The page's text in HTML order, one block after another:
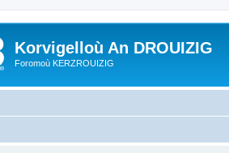
Korvigelloù An DROUIZIG
Foromoù KERZROUIZIG